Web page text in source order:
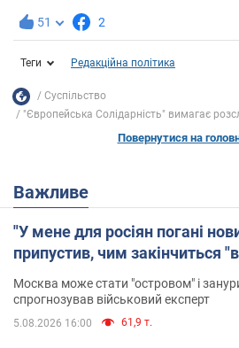
51 2
Теги Редакційна політика
Суспільство
"Європейська Солідарність" вимагає
Повернутися на
Важливе
"У мене для росіян погані
припустив, чим закінчиться
Москва може стати "островом" і
спрогнозував військовий експерт
5.08.2026 16:00 61,9 т.